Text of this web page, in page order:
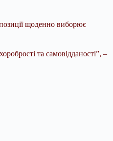
позиції щоденно виборює
та самовідданості”, –